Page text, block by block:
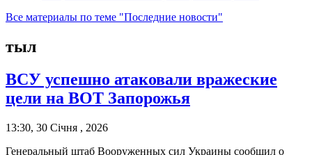
Все материалы по теме "Последние новости"
тыл
ВСУ успешно атаковали вражеские
цели на ВОТ Запорожья
13:30, 30 Січня , 2026
Генеральный штаб Вооруженных сил Украины сообщил о